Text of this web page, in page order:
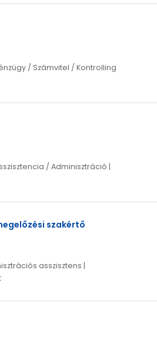
/ Számvitel / Kontrolling
/ Adminisztráció |
szakértő
asszisztens |